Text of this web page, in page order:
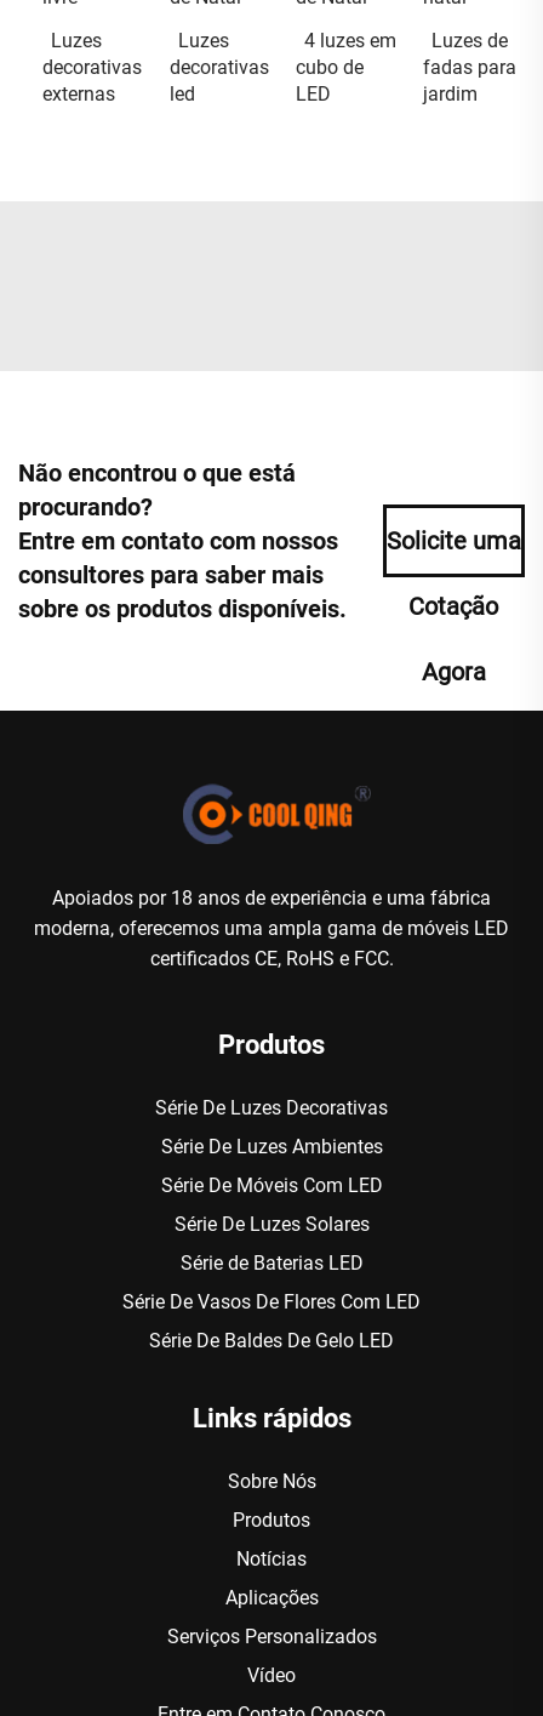
Luzes
decorativas
externas
Luzes
decorativas
led
4 luzes em
cubo de
LED
Luzes de
fadas para
jardim
Não encontrou o que está
procurando?
Entre em contato com nossos
consultores para saber mais
sobre os produtos disponíveis.
Solicite uma
Cotação
Agora
Apoiados por 18 anos de experiência e uma fábrica
moderna, oferecemos uma ampla gama de móveis LED
certificados CE, RoHS e FCC.
Produtos
Série De Luzes Decorativas
Série De Luzes Ambientes
Série De Móveis Com LED
Série De Luzes Solares
Série de Baterias LED
Série De Vasos De Flores Com LED
Série De Baldes De Gelo LED
Links rápidos
Sobre Nós
Produtos
Notícias
Aplicações
Serviços Personalizados
Vídeo